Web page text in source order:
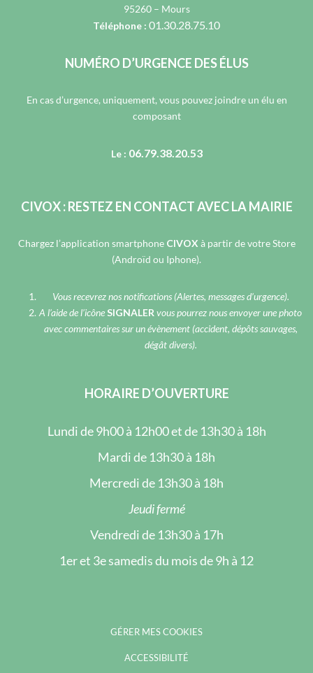
95260 – Mours
Téléphone : 01.30.28.75.10
NUMÉRO D’URGENCE DES ÉLUS
En cas d’urgence, uniquement, vous pouvez joindre un élu en
composant
Le : 06.79.38.20.53
CIVOX : RESTEZ EN CONTACT AVEC LA MAIRIE
Chargez l’application smartphone CIVOX à partir de votre Store
(Androïd ou Iphone).
Vous recevrez nos notifications (Alertes, messages d’urgence).
A l’aide de l’icône SIGNALERvous pourrez nous envoyer une photo
avec commentaires sur un évènement (accident, dépôts sauvages,
dégât divers).
HORAIRE D’OUVERTURE
Lundi de 9h00 à 12h00 et de 13h30 à 18h
Mardi de 13h30 à 18h
Mercredi de 13h30 à 18h
Jeudi fermé
Vendredi de 13h30 à 17h
1er et 3e samedis du mois de 9h à 12
GÉRER MES COOKIES
ACCESSIBILITÉ